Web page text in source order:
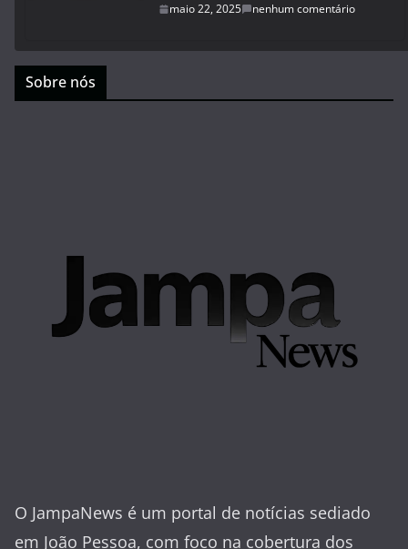
maio 22, 2025 nenhum comentário
Sobre nós
O JampaNews é um portal de notícias sediado
em João Pessoa, com foco na cobertura dos